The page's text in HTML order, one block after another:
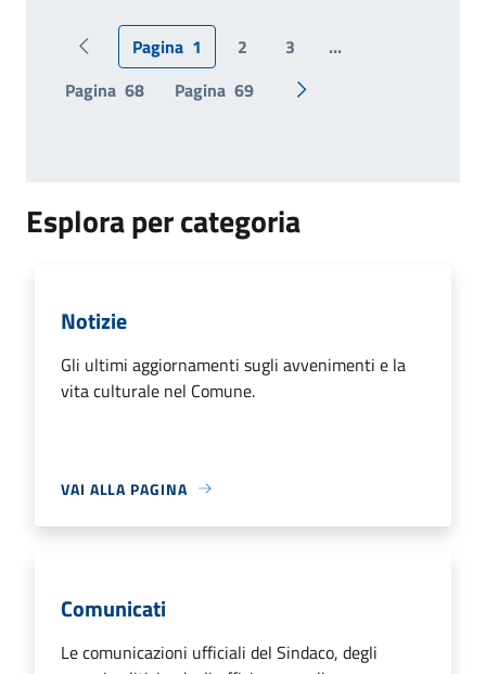
Pagina precedente
Pagina 1 2 3
...
Pagina 68 Pagina 69 Pagina successiva
Esplora per categoria
Notizie
Gli ultimi aggiornamenti sugli avvenimenti e la
vita culturale nel Comune.
VAI ALLA PAGINA
Comunicati
Le comunicazioni ufficiali del Sindaco, degli